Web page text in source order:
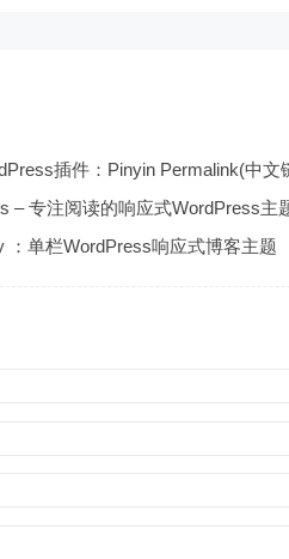
插件：Pinyin Permalink(中文
– 专注阅读的响应式WordPress主
：单栏WordPress响应式博客主题